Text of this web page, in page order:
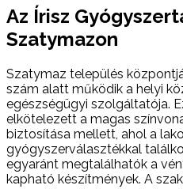
Az Írisz
Szatymazon
Szatymaz település
szám alatt működik a helyi
egészségügyi szolgáltatója.
elkötelezett a magas
biztosítása mellett, ahol a
gyógyszerválasztékkal
egyaránt megtalálhatók a
kapható készítmények. A